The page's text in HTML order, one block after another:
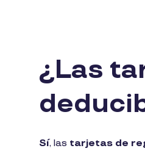
¿Las
Sí, las tarjetas de